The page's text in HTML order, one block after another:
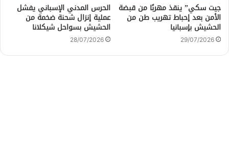
جيت سكي” ينقذ مهربًا من قبضة
الأمن بعد إحباط تهريب طن من
الحشيش بإسبانيا
29/07/2026
الحرس المدني الإسباني يفشل
عملية إنزال شحنة ضخمة من
الحشيش بسواحل شيكلانا
28/07/2026